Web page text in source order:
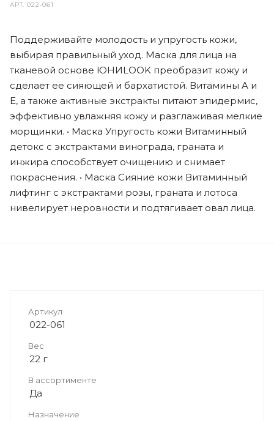
АРТ.022-061
Поддерживайте молодость и упругость кожи,
выбирая правильный уход. Маска для лица на
тканевой основе ЮНИLOOK преобразит кожу и
сделает ее сияющей и бархатистой. Витамины A и
E, а также активные экстракты питают эпидермис,
эффективно увлажняя кожу и разглаживая мелкие
морщинки. • Маска Упругость кожи Витаминный
детокс с экстрактами винограда, граната и
инжира способствует очищению и снимает
покраснения. • Маска Сияние кожи Витаминный
лифтинг с экстрактами розы, граната и лотоса
нивелирует неровности и подтягивает овал лица.
Артикул
022-061
Вес
22 г
В ассортименте
Да
Назначение